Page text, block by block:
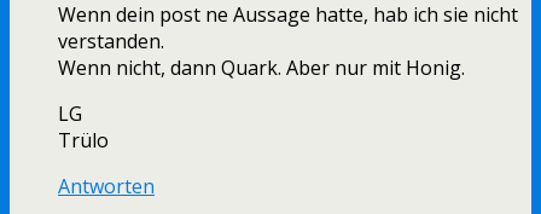
Wenn dein post ne Aussage hatte, hab ich sie nicht
verstanden.
Wenn nicht, dann Quark. Aber nur mit Honig.
LG
Trülo
Antworten